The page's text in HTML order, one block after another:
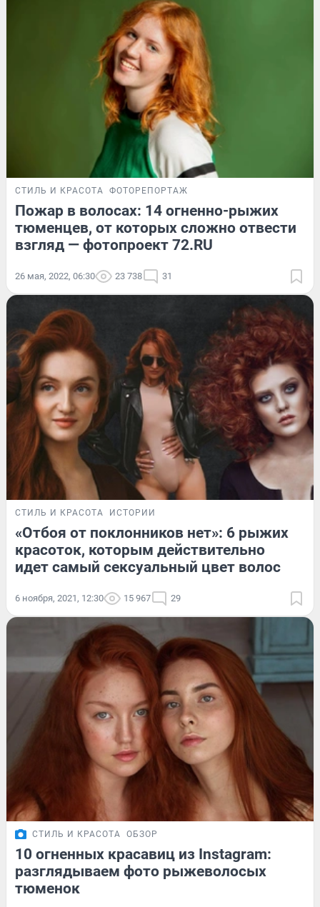
СТИЛЬ И КРАСОТА ФОТОРЕПОРТАЖ
Пожар в волосах: 14 огненно-рыжих
тюменцев, от которых сложно отвести
взгляд — фотопроект 72.RU
26 мая, 2022, 06:30 23 738 31
СТИЛЬ И КРАСОТА ИСТОРИИ
«Отбоя от поклонников нет»: 6 рыжих
красоток, которым действительно
идет самый сексуальный цвет волос
6 ноября, 2021, 12:30 15 967 29
СТИЛЬ И КРАСОТА ОБЗОР
10 огненных красавиц из Instagram:
разглядываем фото рыжеволосых
тюменок